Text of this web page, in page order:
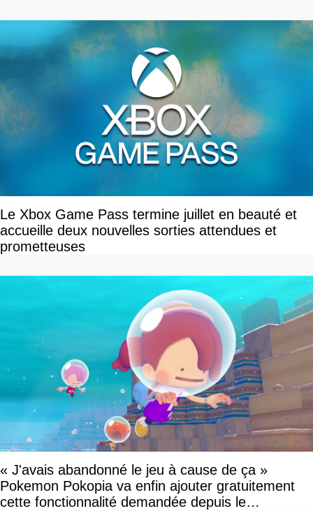
Le Xbox Game Pass termine juillet en beauté et
accueille deux nouvelles sorties attendues et
prometteuses
« J'avais abandonné le jeu à cause de ça »
Pokemon Pokopia va enfin ajouter gratuitement
cette fonctionnalité demandée depuis le